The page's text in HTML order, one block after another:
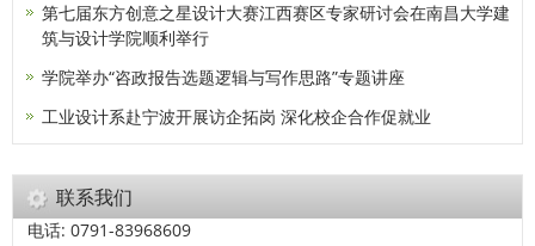
第七届东方创意之星设计大赛江西赛区专家研讨会在南昌大学建
筑与设计学院顺利举行
学院举办“咨政报告选题逻辑与写作思路”专题讲座
工业设计系赴宁波开展访企拓岗 深化校企合作促就业
联系我们
电话: 0791-83968609